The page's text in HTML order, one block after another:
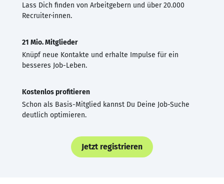
Lass Dich finden von Arbeitgebern und über 20.000
Recruiter·innen.
21 Mio. Mitglieder
Knüpf neue Kontakte und erhalte Impulse für ein
besseres Job-Leben.
Kostenlos profitieren
Schon als Basis-Mitglied kannst Du Deine Job-Suche
deutlich optimieren.
Jetzt registrieren